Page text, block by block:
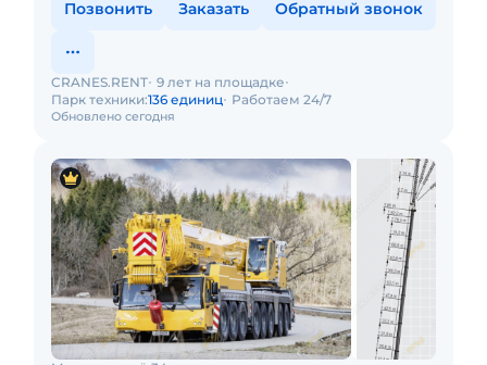
Позвонить Заказать Обратный звонок
Обновлено сегодня
CRANES.RENT 9 лет на площадке
Парк техники:136 единиц Работаем 24/7